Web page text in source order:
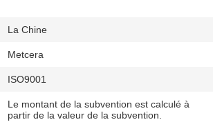
La Chine
Metcera
ISO9001
Le montant de la subvention est calculé à
partir de la valeur de la subvention.